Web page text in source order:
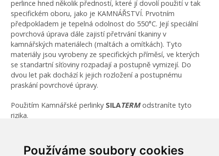
Používáme soubory cookies
perlince hned několik předností, které jí dovolí použití v tak
specifickém oboru, jako je KAMNÁŘSTVÍ. Prvotním
předpokladem je tepelná odolnost do 550°C. Její speciální
povrchová úprava dále zajistí přetrvání tkaniny v
kamnářských materiálech (maltách a omítkách). Tyto
materiály jsou vyrobeny ze specifických příměsí, ve kterých
se standartní síťoviny rozpadají a postupně vymizejí. Do
dvou let pak dochází k jejich rozložení a postupnému
praskání povrchové úpravy.
Použitím Kamnářské perlinky SILATERModstraníte tyto
rizika.